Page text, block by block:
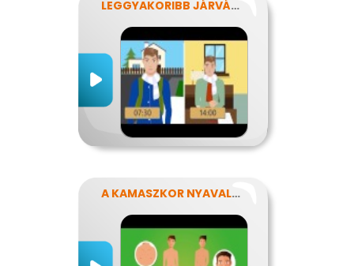
LEGGYAKORIBB JÁRVÁNYUNK
A KAMASZKOR NYAVALYÁI